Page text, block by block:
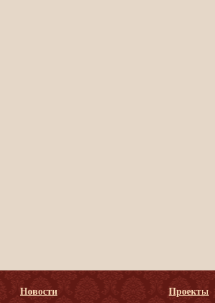
Новости Проекты